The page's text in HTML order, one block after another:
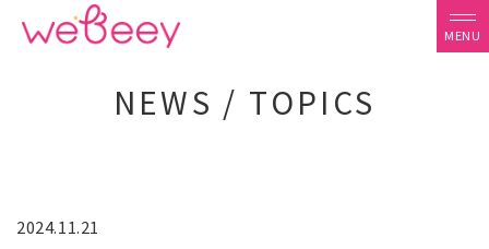
NEWS / TOPICS
2024.11.21